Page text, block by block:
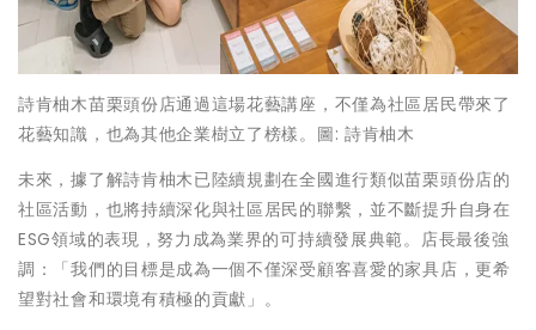
詩肯柚木苗栗頭份店通過這場花藝講座，不僅為社區居民帶來了
花藝知識，也為其他企業樹立了榜樣。圖: 詩肯柚木
未來，據了解詩肯柚木已陸續規劃在全國進行類似苗栗頭份店的
社區活動，也將持續深化與社區居民的聯繫，並不斷提升自身在
ESG領域的表現，努力成為業界的可持續發展典範。店長最後強
調：「我們的目標是成為一個不僅深受顧客喜愛的家具店，更希
望對社會和環境有積極的貢獻」。